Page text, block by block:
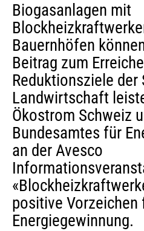
Biogasanlagen mit
Bauernhöfen
Beitrag zum
Reduktionsziele der
Landwirtschaft
Ökostrom Schweiz
Bundesamtes für
an der Avesco
positive Vorzeichen
Energiegewinnung.